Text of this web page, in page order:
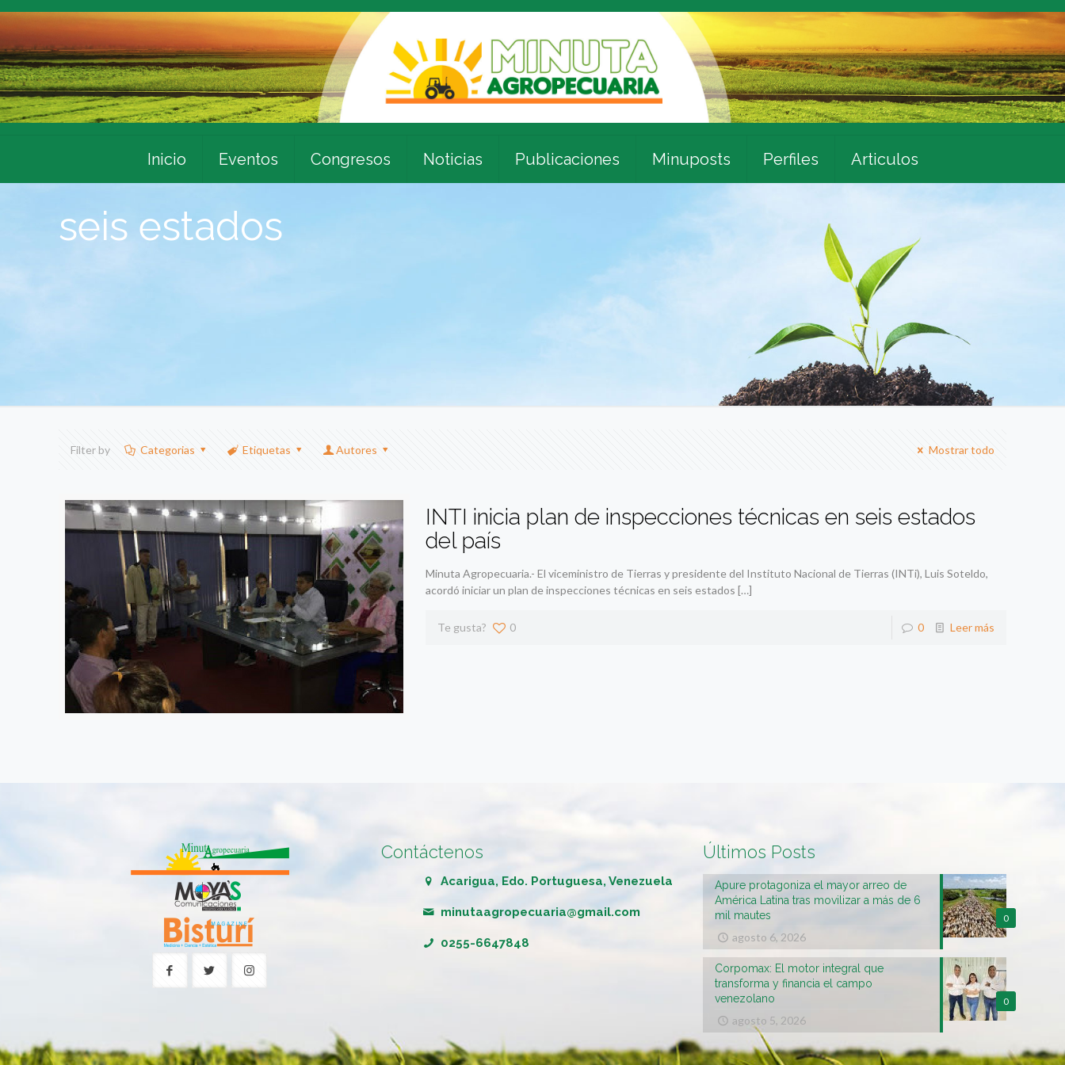
Inicio Eventos Congresos Noticias Publicaciones Minuposts Perfiles Articulos
seis estados
Filter by Categorias Etiquetas Autores Mostrar todo
INTI inicia plan de inspecciones técnicas en seis estados
del país
Minuta Agropecuaria.- El viceministro de Tierras y presidente del Instituto Nacional de Tierras (INTi), Luis Soteldo,
acordó iniciar un plan de inspecciones técnicas en seis estados […]
Te gusta? 0 0 Leer más
Contáctenos
Acarigua, Edo. Portuguesa, Venezuela
minutaagropecuaria@gmail.com
0255-6647848
Últimos Posts
0
Apure protagoniza el mayor arreo de
América Latina tras movilizar a más de 6
mil mautes
agosto 6, 2026
0
Corpomax: El motor integral que
transforma y financia el campo
venezolano
agosto 5, 2026